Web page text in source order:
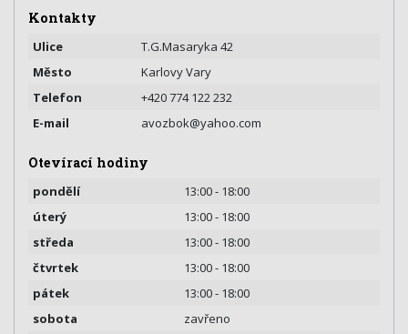
Kontakty
Ulice
T.G.Masaryka 42
Město
Karlovy Vary
Telefon
+420 774 122 232
E-mail
avozbok@yahoo.com
Otevírací hodiny
pondělí
13:00 - 18:00
úterý
13:00 - 18:00
středa
13:00 - 18:00
čtvrtek
13:00 - 18:00
pátek
13:00 - 18:00
sobota
zavřeno